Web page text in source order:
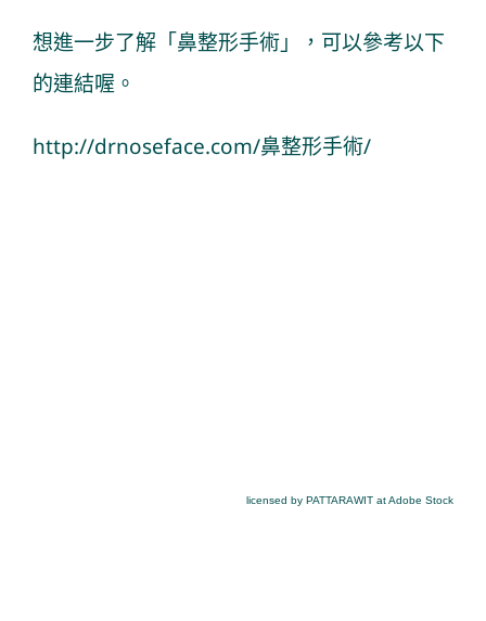
想進一步了解「鼻整形手術」，可以參考以下
的連結喔。
http://drnoseface.com/鼻整形手術/
licensed by PATTARAWIT at Adobe Stock